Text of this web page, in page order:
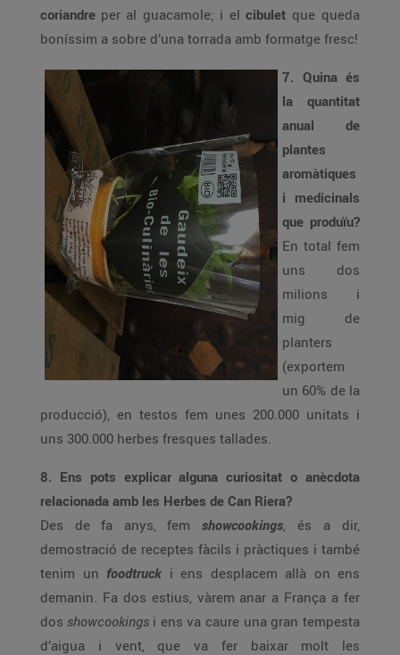
coriandre per al guacamole; i el cibulet que queda
boníssim a sobre d’una torrada amb formatge fresc!
7. Quina és
la quantitat
anual de
plantes
aromàtiques
i medicinals
que produïu?
En total fem
uns dos
milions i
mig de
planters
(exportem
un 60% de la
producció), en testos fem unes 200.000 unitats i
uns 300.000 herbes fresques tallades.
8. Ens pots explicar alguna curiositat o anècdota
relacionada amb les Herbes de Can Riera?
Des de fa anys, fem showcookings, és a dir,
demostració de receptes fàcils i pràctiques i també
tenim un foodtruck i ens desplacem allà on ens
demanin. Fa dos estius, vàrem anar a França a fer
dos showcookings i ens va caure una gran tempesta
d’aigua i vent, que va fer baixar molt les